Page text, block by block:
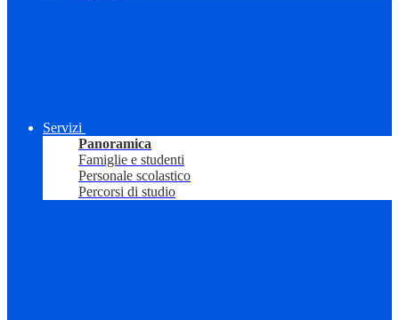
Servizi
Panoramica
Famiglie e studenti
Personale scolastico
Percorsi di studio